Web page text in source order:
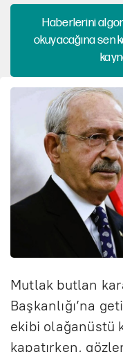
Haberlerini
okuyacağına sen
Mutlak butlan
Başkanlığı’na
ekibi olağanüstü
kapatırken,